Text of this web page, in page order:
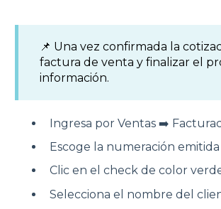
📌 Una vez confirmada la
factura de venta y finalizar el
información.
Ingresa por Ventas ➡️
Escoge la numeración
Clic en el check de color
Selecciona el nombre del